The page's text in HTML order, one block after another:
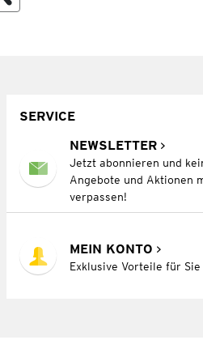
SERVICE
NEWSLETTER
Jetzt abonnieren und
Angebote und Aktionen
verpassen!
MEIN KONTO
Exklusive Vorteile für Sie